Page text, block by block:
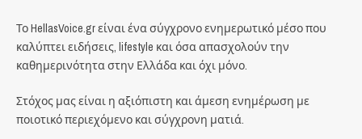
Το HellasVoice.gr είναι ένα σύγχρονο ενημερωτικό μέσο που
καλύπτει ειδήσεις, lifestyle και όσα απασχολούν την
καθημερινότητα στην Ελλάδα και όχι μόνο.
Στόχος μας είναι η αξιόπιστη και άμεση ενημέρωση με
ποιοτικό περιεχόμενο και σύγχρονη ματιά.